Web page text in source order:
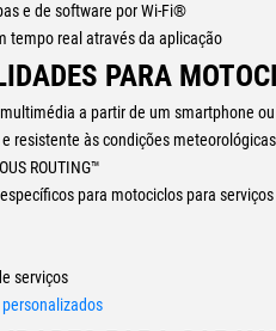
e de software por Wi-Fi®
tempo real através da aplicação
PARA
a partir de um smartphone
resistente às condições meteorológicas
ROUTING™
para motociclos para
serviços